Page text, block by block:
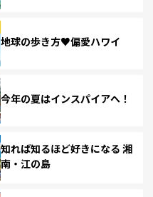
地球の歩き方♥偏愛ハワイ
今年の夏はインスパイアへ！
知れば知るほど好きになる 湘
南・江の島